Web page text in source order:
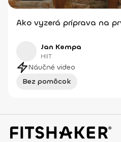
Ako vyzerá príprava na
Jan Kempa
HIIT
Náučné video
Bez pomôcok